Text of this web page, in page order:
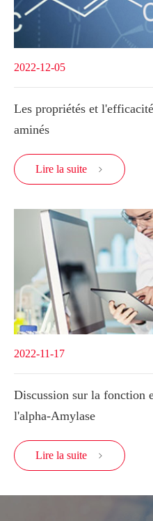
2022-12-05
Les propriétés et
aminés
Lire la suite 
2022-11-17
Discussion sur la fonction
l'alpha-Amylase
Lire la suite 